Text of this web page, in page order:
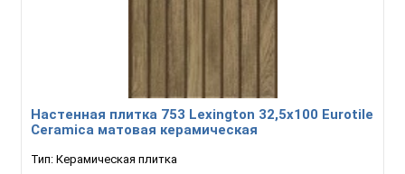
Настенная плитка 753 Lexington 32,5х100 Eurotile
Ceramica матовая керамическая
Тип: Керамическая плитка